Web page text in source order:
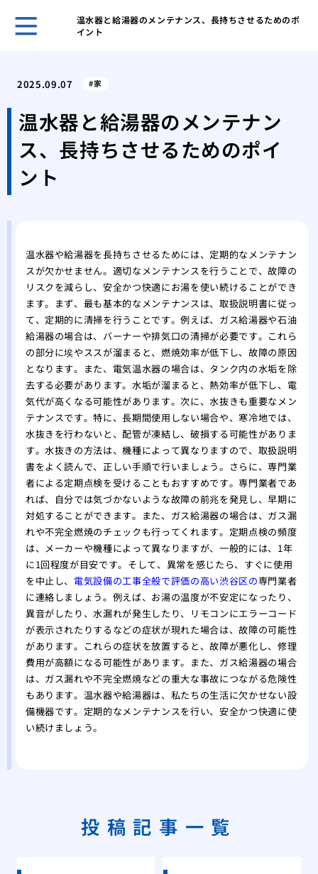
温水器と給湯器のメンテナンス、長持ちさせるためのポ
イント
2025.09.07 家
温水器と給湯器のメンテナン
ス、長持ちさせるためのポイ
ント
温水器や給湯器を長持ちさせるためには、定期的なメンテナン
スが欠かせません。適切なメンテナンスを行うことで、故障の
リスクを減らし、安全かつ快適にお湯を使い続けることができ
ます。まず、最も基本的なメンテナンスは、取扱説明書に従っ
て、定期的に清掃を行うことです。例えば、ガス給湯器や石油
給湯器の場合は、バーナーや排気口の清掃が必要です。これら
の部分に埃やススが溜まると、燃焼効率が低下し、故障の原因
となります。また、電気温水器の場合は、タンク内の水垢を除
去する必要があります。水垢が溜まると、熱効率が低下し、電
気代が高くなる可能性があります。次に、水抜きも重要なメン
テナンスです。特に、長期間使用しない場合や、寒冷地では、
水抜きを行わないと、配管が凍結し、破損する可能性がありま
す。水抜きの方法は、機種によって異なりますので、取扱説明
書をよく読んで、正しい手順で行いましょう。さらに、専門業
者による定期点検を受けることもおすすめです。専門業者であ
れば、自分では気づかないような故障の前兆を発見し、早期に
対処することができます。また、ガス給湯器の場合は、ガス漏
れや不完全燃焼のチェックも行ってくれます。定期点検の頻度
は、メーカーや機種によって異なりますが、一般的には、1年
に1回程度が目安です。そして、異常を感じたら、すぐに使用
を中止し、 電気設備の工事全般で評価の高い渋谷区の専門業者
に連絡しましょう。例えば、お湯の温度が不安定になったり、
異音がしたり、水漏れが発生したり、リモコンにエラーコード
が表示されたりするなどの症状が現れた場合は、故障の可能性
があります。これらの症状を放置すると、故障が悪化し、修理
費用が高額になる可能性があります。また、ガス給湯器の場合
は、ガス漏れや不完全燃焼などの重大な事故につながる危険性
もあります。温水器や給湯器は、私たちの生活に欠かせない設
備機器です。定期的なメンテナンスを行い、安全かつ快適に使
い続けましょう。
投稿記事一覧